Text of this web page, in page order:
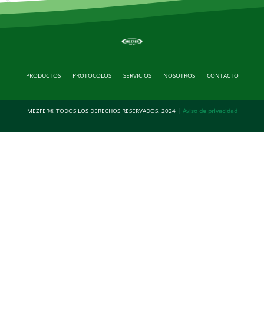
PRODUCTOS PROTOCOLOS SERVICIOS NOSOTROS CONTACTO
MEZFER® TODOS LOS DERECHOS RESERVADOS. 2024 | Aviso de privacidad